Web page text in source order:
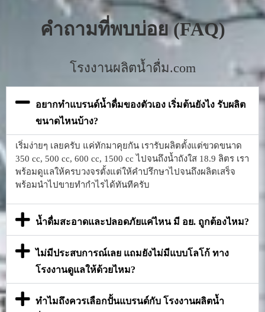
คำถามที่พบบ่อย (FAQ)
โรงงานผลิตน้ำดื่ม.com
อยากทำแบรนด์น้ำดื่มของตัวเอง เริ่มต้นยังไง รับผลิต
ขนาดไหนบ้าง?
เริ่มง่ายๆ เลยครับ แค่ทักมาคุยกัน เรารับผลิตตั้งแต่ขวดขนาด
350 cc, 500 cc, 600 cc, 1500 cc ไปจนถึงน้ำถังใส 18.9 ลิตร เรา
พร้อมดูแลให้ครบวงจรตั้งแต่ให้คำปรึกษาไปจนถึงผลิตเสร็จ
พร้อมนำไปขายทำกำไรได้ทันทีครับ
น้ำดื่มสะอาดและปลอดภัยแค่ไหน มี อย. ถูกต้องไหม?
ไม่มีประสบการณ์เลย แถมยังไม่มีแบบโลโก้ ทาง
โรงงานดูแลให้ด้วยไหม?
ทำไมถึงควรเลือกปั้นแบรนด์กับ โรงงานผลิตน้ำ